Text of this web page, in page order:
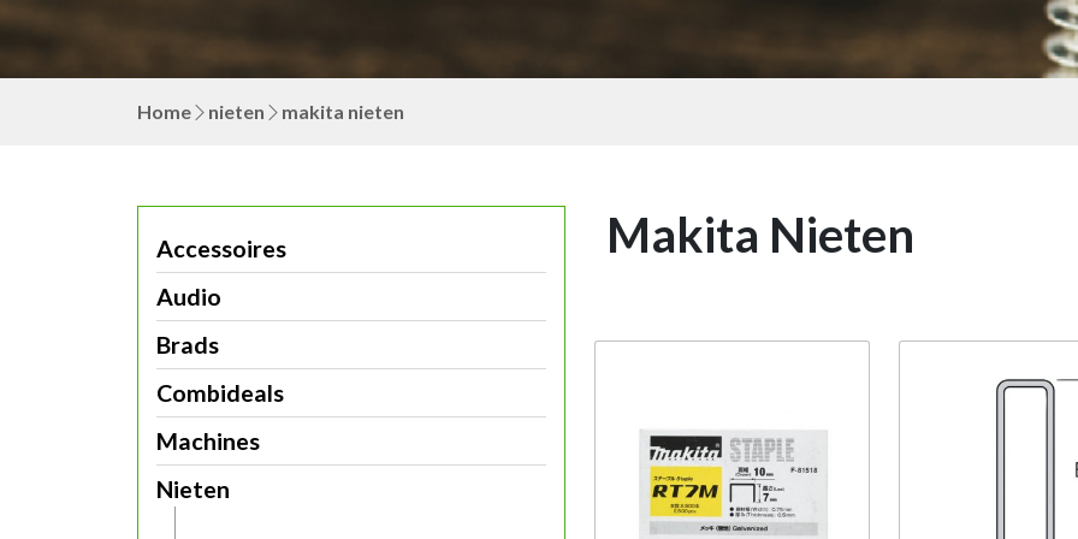
Home nieten makita nieten
Makita Nieten
Accessoires
Audio
Brads
Combideals
Machines
Nieten